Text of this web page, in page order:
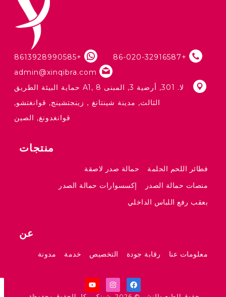
+86-020-32916587
+8613928990585
admin@xinqibra.com
لا. 301, أرضية 3, المبنى A1, 8 حماية البيئة الطريق
الثالث, مدينة شينتانغ，زينجتشينج, قوانغتشو,
قوانغدونغ, الصين
منتجات
اللحم الحلمة
حمالة صدر لاصقة
حمالة الصدر
إكسسوارات حمالة الصدر
رفع اللباس الداخلي
عنا رقابة جودة التخصيص خدمة مدونة